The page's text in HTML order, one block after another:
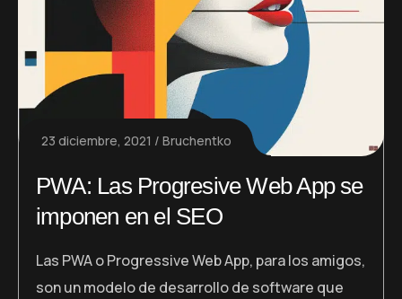
23 diciembre, 2021 Bruchentko
PWA: Las Progresive Web App se
imponen en el SEO
Las PWA o Progressive Web App, para los amigos,
son un modelo de desarrollo de software que